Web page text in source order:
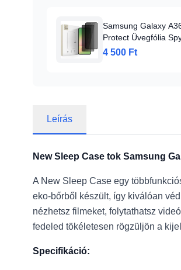
Samsung Galaxy
Protect Üvegfólia
üvegfólia
4 500 Ft
Leírás
New Sleep Case tok Samsung
A New Sleep Case egy
eko-bőrből készült, így kiválóan
nézhetsz filmeket, folytathatsz
fedeled tökéletesen rögzüljön a
Specifikáció: